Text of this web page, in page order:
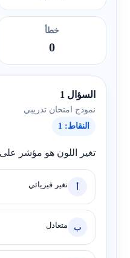
خطأ
0
السؤال 1
نموذج امتحان تدريبي
النقاط: 1
تغير اللون هو مؤشر على
أ تغير فيزيائي
ب متعادل